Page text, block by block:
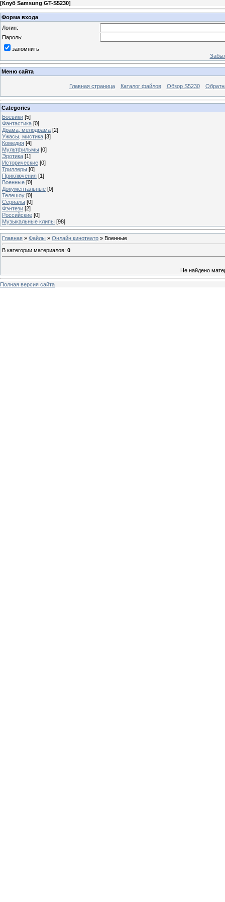
[Клуб Samsung GT-S5230]
Форма входа
Логин:
Пароль:
запомнить
Меню сайта
Главная страница Каталог файлов Обзор S5230
Categories
Боевики [5]
Фантастика [0]
Драма, мелодрама [2]
Ужасы, мистика [3]
Комедия [4]
Мультфильмы [0]
Эротика [1]
Исторические [0]
Триллеры [0]
Приключения [1]
Военные [0]
Документальные [0]
Телешоу [0]
Сериалы [0]
Фэнтези [2]
Российские [0]
Музыкальные клипы [98]
Главная » Файлы » Онлайн кинотеатр » Военные
В категории материалов: 0
Не найдено
Полная версия сайта